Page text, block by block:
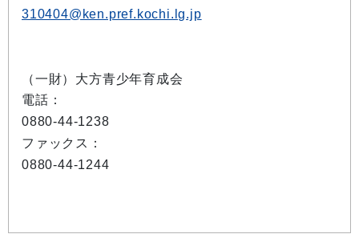
310404@ken.pref.kochi.lg.jp
（一財）大方青少年育成会
電話：
0880-44-1238
ファックス：
0880-44-1244